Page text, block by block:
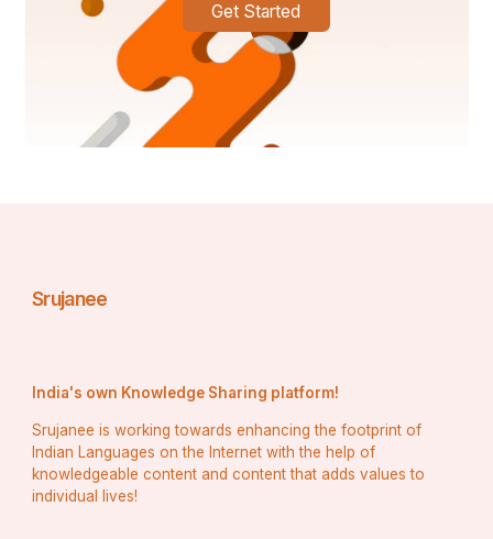
Get Started
Srujanee
India's own Knowledge Sharing platform!
Srujanee is working towards enhancing the footprint of
Indian Languages on the Internet with the help of
knowledgeable content and content that adds values to
individual lives!